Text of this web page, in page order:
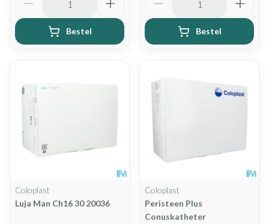
Bestel Bestel
Coloplast
Luja Man Ch16 30 20036
Coloplast
Peristeen Plus
Conuskatheter